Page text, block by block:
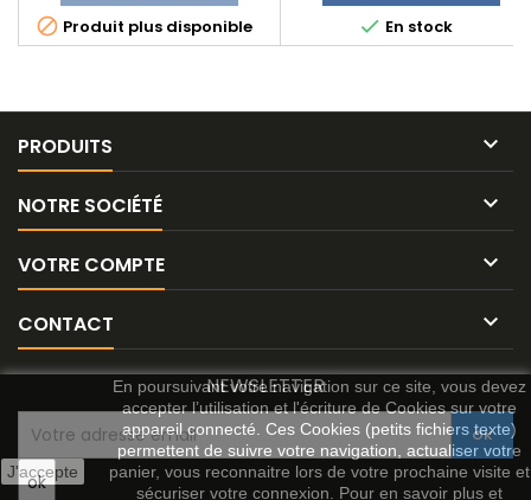
 Produit plus disponible  En stock
PRODUITS 
NOTRE SOCIÉTÉ 
VOTRE COMPTE 
CONTACT 
J'accepte
En poursuivant votre navigation sur ce site, vous devez
accepter l’utilisation et l'écriture de Cookies sur votre
appareil connecté. Ces Cookies (petits fichiers texte)
permettent de suivre votre navigation, actualiser votre
panier, vous reconnaitre lors de votre prochaine visite et
sécuriser votre connexion. Pour en savoir plus et
NEWSLETTER